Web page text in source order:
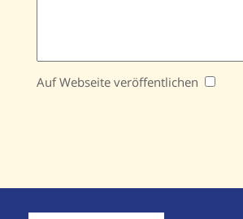
Auf Webseite veröffentlichen